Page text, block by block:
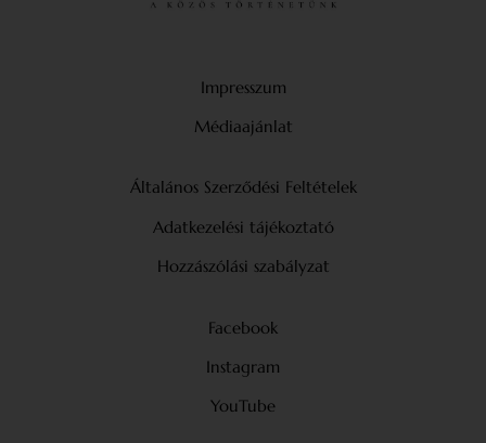
Impresszum
Médiaajánlat
Általános Szerződési Feltételek
Adatkezelési tájékoztató
Hozzászólási szabályzat
Facebook
Instagram
YouTube